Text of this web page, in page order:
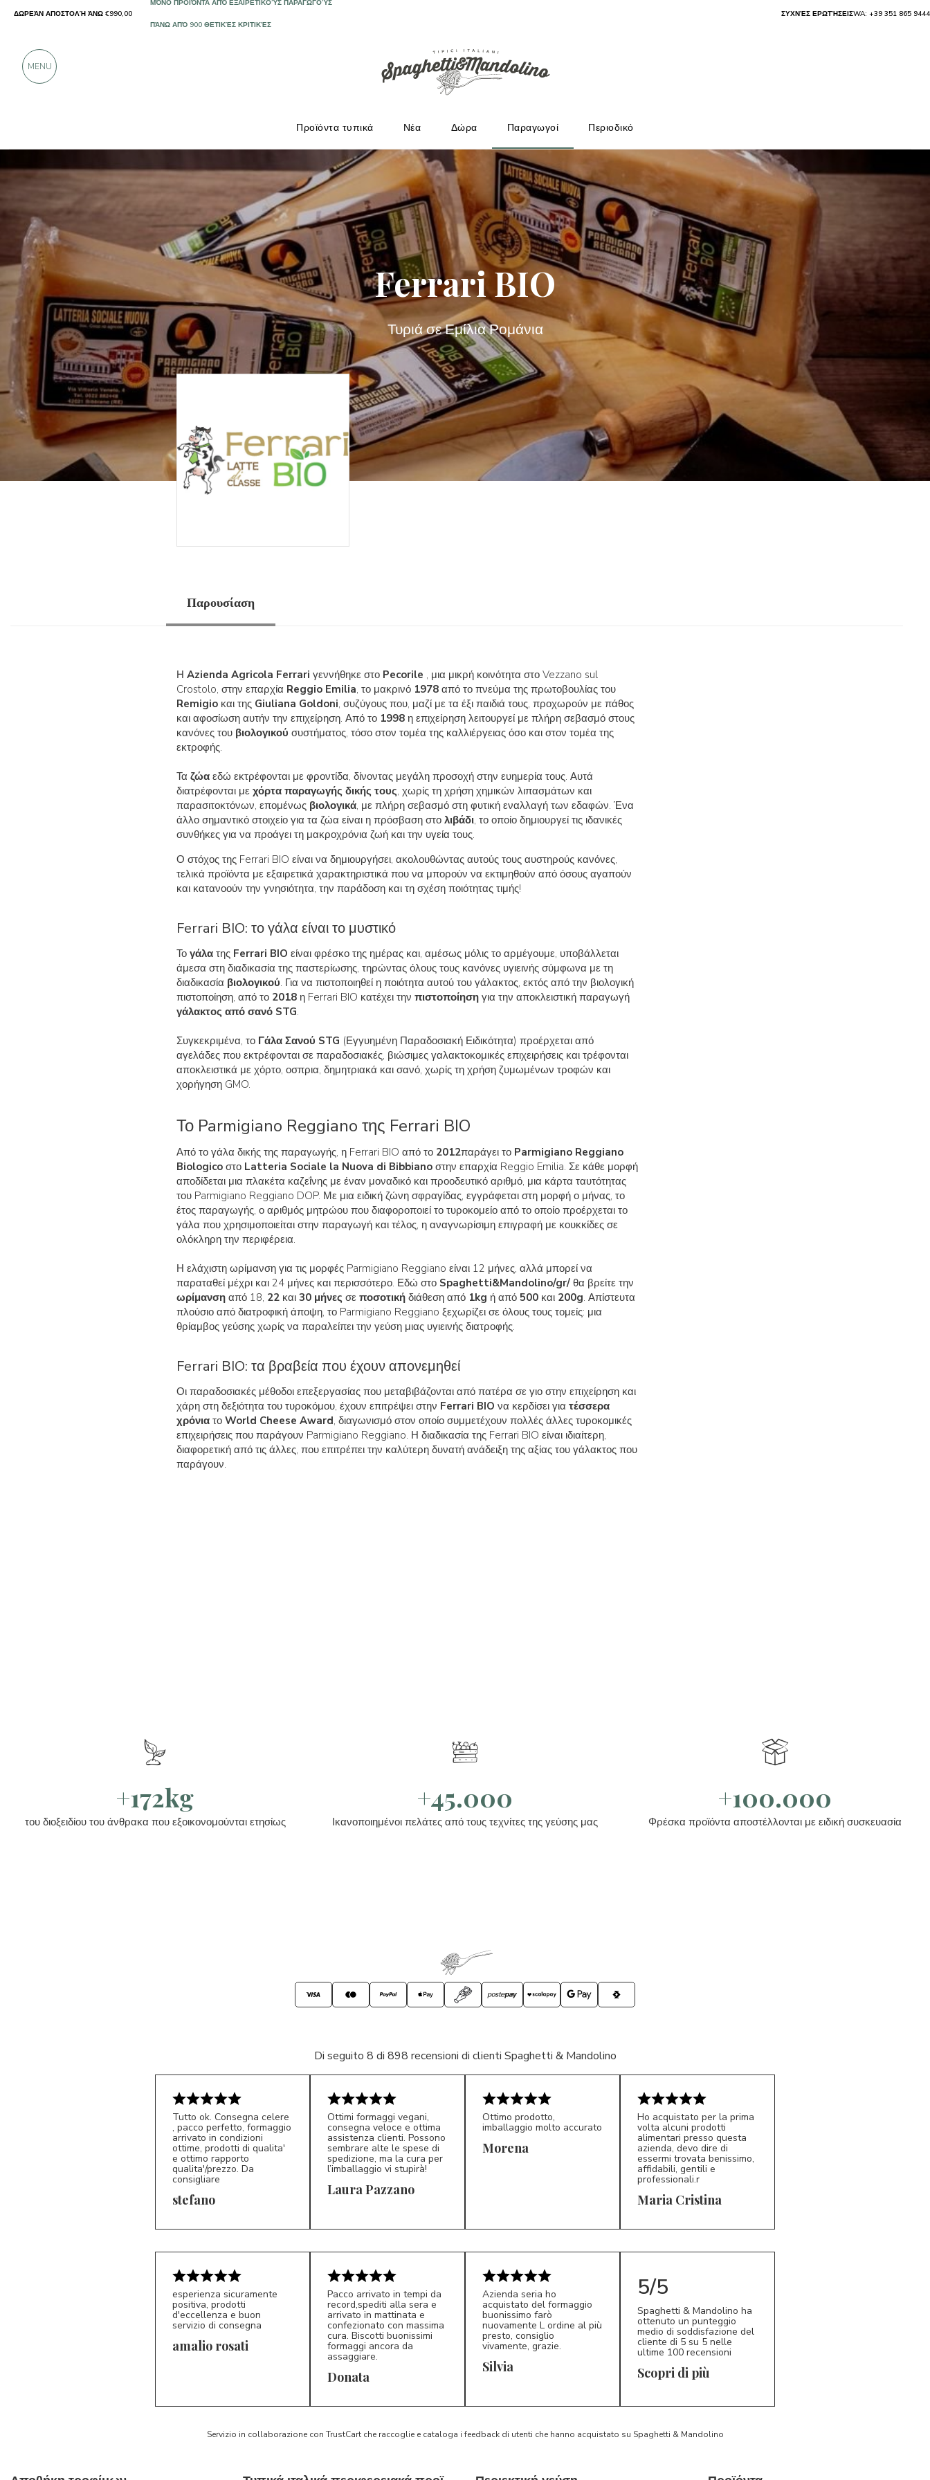
Ferrari BIO
Τυριά σε Εμίλια Ρομάνια
Παρουσίαση
Η Azienda Agricola Ferrari γεννήθηκε στο Pecorile , μια μικρή κοινότητα στο Vezzano sul
Crostolo, στην επαρχία Reggio Emilia, το μακρινό 1978 από το πνεύμα της πρωτοβουλίας του
Remigio και της Giuliana Goldoni, συζύγους που, μαζί με τα έξι παιδιά τους, προχωρούν με πάθος
και αφοσίωση αυτήν την επιχείρηση. Από το 1998 η επιχείρηση λειτουργεί με πλήρη σεβασμό στους
κανόνες του βιολογικού συστήματος, τόσο στον τομέα της καλλιέργειας όσο και στον τομέα της
εκτροφής.
Τα ζώα εδώ εκτρέφονται με φροντίδα, δίνοντας μεγάλη προσοχή στην ευημερία τους. Αυτά
διατρέφονται με χόρτα παραγωγής δικής τους, χωρίς τη χρήση χημικών λιπασμάτων και
παρασιτοκτόνων, επομένως βιολογικά, με πλήρη σεβασμό στη φυτική εναλλαγή των εδαφών. Ένα
άλλο σημαντικό στοιχείο για τα ζώα είναι η πρόσβαση στο λιβάδι, το οποίο δημιουργεί τις ιδανικές
συνθήκες για να προάγει τη μακροχρόνια ζωή και την υγεία τους.
Ο στόχος της Ferrari BIO είναι να δημιουργήσει, ακολουθώντας αυτούς τους αυστηρούς κανόνες,
τελικά προϊόντα με εξαιρετικά χαρακτηριστικά που να μπορούν να εκτιμηθούν από όσους αγαπούν
και κατανοούν την γνησιότητα, την παράδοση και τη σχέση ποιότητας τιμής!
Ferrari BIO: το γάλα είναι το μυστικό
Το γάλα της Ferrari BIO είναι φρέσκο της ημέρας και, αμέσως μόλις το αρμέγουμε, υποβάλλεται
άμεσα στη διαδικασία της παστερίωσης, τηρώντας όλους τους κανόνες υγιεινής σύμφωνα με τη
διαδικασία βιολογικού. Για να πιστοποιηθεί η ποιότητα αυτού του γάλακτος, εκτός από την βιολογική
πιστοποίηση, από το 2018 η Ferrari BIO κατέχει την πιστοποίηση για την αποκλειστική παραγωγή
γάλακτος από σανό STG.
Συγκεκριμένα, το Γάλα Σανού STG (Εγγυημένη Παραδοσιακή Ειδικότητα) προέρχεται από
αγελάδες που εκτρέφονται σε παραδοσιακές, βιώσιμες γαλακτοκομικές επιχειρήσεις και τρέφονται
αποκλειστικά με χόρτο, οσπρια, δημητριακά και σανό, χωρίς τη χρήση ζυμωμένων τροφών και
χορήγηση GMO.
Το Parmigiano Reggiano της Ferrari BIO
Από το γάλα δικής της παραγωγής, η Ferrari BIO από το 2012παράγει το Parmigiano Reggiano
Biologico στο Latteria Sociale la Nuova di Bibbiano στην επαρχία Reggio Emilia. Σε κάθε μορφή
αποδίδεται μια πλακέτα καζεΐνης με έναν μοναδικό και προοδευτικό αριθμό, μια κάρτα ταυτότητας
του Parmigiano Reggiano DOP. Με μια ειδική ζώνη σφραγίδας, εγγράφεται στη μορφή ο μήνας, το
έτος παραγωγής, ο αριθμός μητρώου που διαφοροποιεί το τυροκομείο από το οποίο προέρχεται το
γάλα που χρησιμοποιείται στην παραγωγή και τέλος, η αναγνωρίσιμη επιγραφή με κουκκίδες σε
ολόκληρη την περιφέρεια.
Η ελάχιστη ωρίμανση για τις μορφές Parmigiano Reggiano είναι 12 μήνες, αλλά μπορεί να
παραταθεί μέχρι και 24 μήνες και περισσότερο. Εδώ στο Spaghetti&Mandolino/gr/ θα βρείτε την
ωρίμανση από 18, 22 και 30 μήνες σε ποσοτική διάθεση από 1kg ή από 500 και 200g. Απίστευτα
πλούσιο από διατροφική άποψη, το Parmigiano Reggiano ξεχωρίζει σε όλους τους τομείς: μια
θρίαμβος γεύσης χωρίς να παραλείπει την γεύση μιας υγιεινής διατροφής.
Ferrari BIO: τα βραβεία που έχουν απονεμηθεί
Οι παραδοσιακές μέθοδοι επεξεργασίας που μεταβιβάζονται από πατέρα σε γιο στην επιχείρηση και
χάρη στη δεξιότητα του τυροκόμου, έχουν επιτρέψει στην Ferrari BIO να κερδίσει για τέσσερα
χρόνια το World Cheese Award, διαγωνισμό στον οποίο συμμετέχουν πολλές άλλες τυροκομικές
επιχειρήσεις που παράγουν Parmigiano Reggiano. Η διαδικασία της Ferrari BIO είναι ιδιαίτερη,
διαφορετική από τις άλλες, που επιτρέπει την καλύτερη δυνατή ανάδειξη της αξίας του γάλακτος που
παράγουν.
+172kg
του διοξειδίου του άνθρακα που εξοικονομούνται ετησίως
+45.000
Ικανοποιημένοι πελάτες από τους τεχνίτες της γεύσης μας
+100.000
Φρέσκα προϊόντα αποστέλλονται με ειδική συσκευασία
Di seguito 8 di 898 recensioni di clienti Spaghetti & Mandolino
S*
Tutto ok. Consegna celere
, pacco perfetto, formaggio
arrivato in condizioni
ottime, prodotti di qualita'
e ottimo rapporto
qualita'/prezzo. Da
consigliare
stefano LP 5/5
Ottimi formaggi vegani,
consegna veloce e ottima
assistenza clienti. Possono
sembrare alte le spese di
spedizione, ma la cura per
l’imballaggio vi stupirà!
Laura Pazzano
Ottimo prodotto,
imballaggio molto accurato
Morena
MC 5/5
Ho acquistato per la prima
volta alcuni prodotti
alimentari presso questa
azienda, devo dire di
essermi trovata benissimo,
affidabili, gentili e
professionali.r
Maria Cristina
esperienza sicuramente
positiva, prodotti
d'eccellenza e buon
servizio di consegna
amalio rosati
D*
Pacco arrivato in tempi da
record,spediti alla sera e
arrivato in mattinata e
confezionato con massima
cura. Biscotti buonissimi
formaggi ancora da
assaggiare.
Donata S*
Azienda seria ho
acquistato del formaggio
buonissimo farò
nuovamente L ordine al più
presto, consiglio
vivamente, grazie.
Silvia
5/5
Spaghetti & Mandolino ha
ottenuto un punteggio
medio di soddisfazione del
cliente di 5 su 5 nelle
ultime 100 recensioni
Scopri di più
Servizio in collaborazione con TrustCart che raccoglie e cataloga i feedback di utenti che hanno acquistato su Spaghetti & Mandolino
Παραγωγοί Ferrari BIO
ΔΩΡΕΆΝ ΑΠΟΣΤΟΛΉ ΆΝΩ €990,00 ΣΥΧΝΈΣ ΕΡΩΤΉΣΕΙΣWA: +39 351 865 9444
MENU
Προϊόντα τυπικά Νέα Δώρα Παραγωγοί Περιοδικό